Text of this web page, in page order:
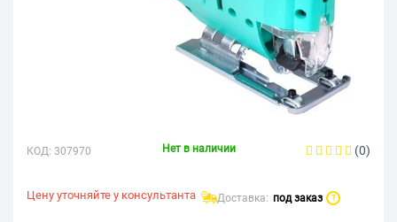
КОД: 307970 Нет в наличии (0)
Цену уточняйте у консультанта Доставка: под заказ ?